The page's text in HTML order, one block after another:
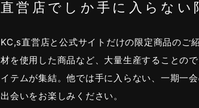
直営店でしか手に入らない
KC,s直営店と公式サイトだけの限定商品のご
材を使用した商品など、大量生産することの
イテムが集結。他では手に入らない、一期一
出会いをお楽しみください。